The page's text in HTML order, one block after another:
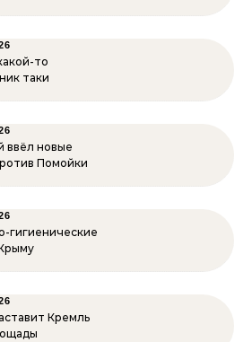
то
таки
ввёл новые
Помойки
гигиенические
Кремль